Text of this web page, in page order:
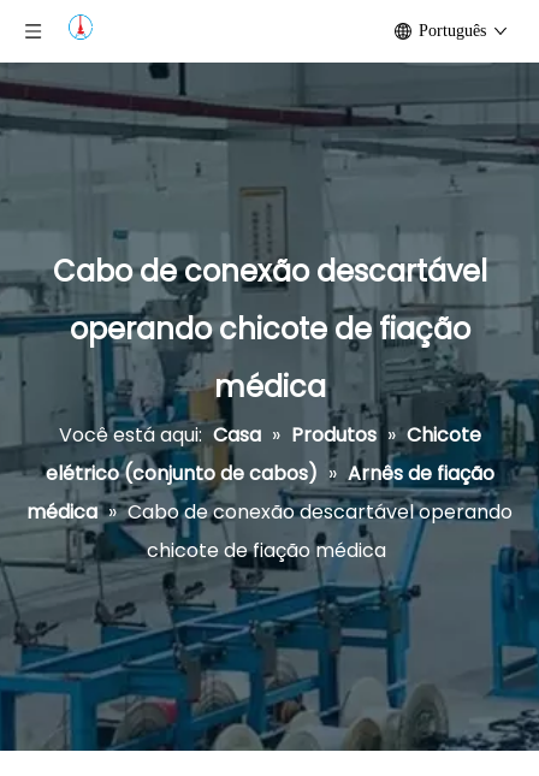
Português
Cabo de conexão descartável
operando chicote de fiação
médica
Você está aqui: Casa » Produtos » Chicote
elétrico (conjunto de cabos) » Arnês de fiação
médica » Cabo de conexão descartável operando
chicote de fiação médica